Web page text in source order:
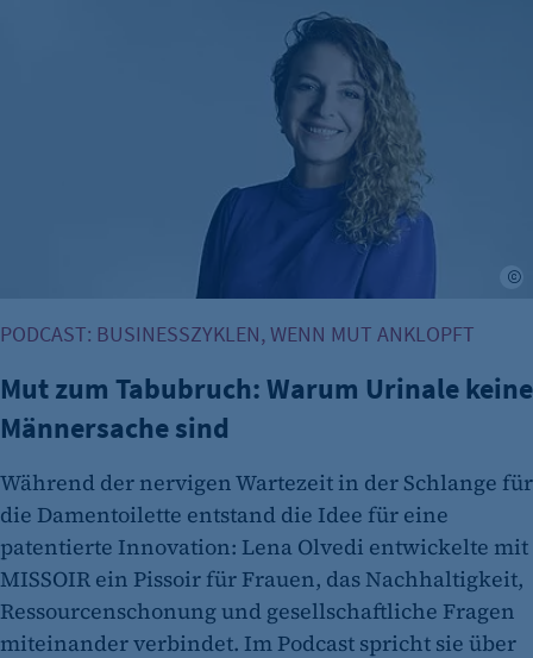
Session-Cookie für die Verwaltung von
Benutzer-Sessions (z. B. bei Login, Umfrage
oder Formularen). Wird auch bei Caching zur
Identifizierung verwendet.
Cookie Consent
Dieser Cookie speichert die ausgewählten
Einverständnis-Optionen des Benutzers
1 Jahr
Mut zum Tabubruch: Warum Urinale keine Männersache
PODCAST: BUSINESSZYKLEN, WENN MUT ANKLOPFT
Mut zum Tabubruch: Warum Urinale keine
Männersache sind
Während der nervigen Wartezeit in der Schlange für
die Damentoilette entstand die Idee für eine
patentierte Innovation: Lena Olvedi entwickelte mit
MISSOIR ein Pissoir für Frauen, das Nachhaltigkeit,
Ressourcenschonung und gesellschaftliche Fragen
miteinander verbindet. Im Podcast spricht sie über